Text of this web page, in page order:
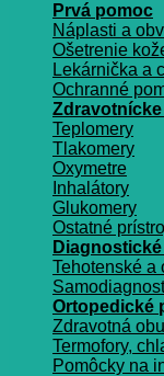
Prvá pomoc
Náplasti a
Ošetrenie
Lekárnička a
Ochranné
Teplomery
Tlakomery
Oxymetre
Inhalátory
Glukomery
Ostatné
Tehotenské a
Ortopedické
Zdravotná
Termofory,
Pomôcky na